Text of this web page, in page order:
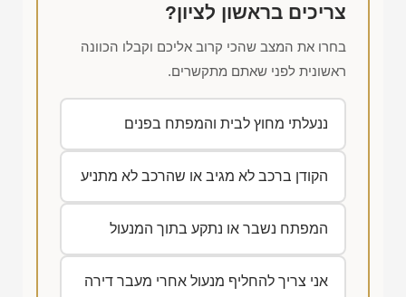
צריכים בראשון לציון?
בחרו את המצב שהכי קרוב אליכם וקבלו הכוונה
ראשונית לפני שאתם מתקשרים.
ננעלתי מחוץ לבית והמפתח בפנים
הקודן ברכב לא מגיב או שהרכב לא מתניע
המפתח נשבר או נתקע בתוך המנעול
אני צריך להחליף מנעול אחרי מעבר דירה